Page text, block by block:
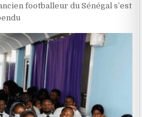
footballeur du Sénégal s’est